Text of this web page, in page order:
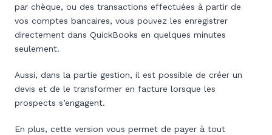
par chèque, ou des transactions effectuées à partir de
vos comptes bancaires, vous pouvez les enregistrer
directement dans QuickBooks en quelques minutes
seulement.
Aussi, dans la partie gestion, il est possible de créer un
devis et de le transformer en facture lorsque les
prospects s’engagent.
En plus, cette version vous permet de payer à tout